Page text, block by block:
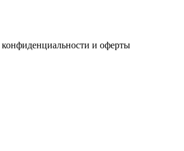
и оферты